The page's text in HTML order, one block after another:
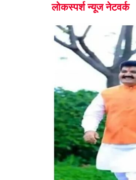
लोकस्पर्श न्यूज नेटवर्क